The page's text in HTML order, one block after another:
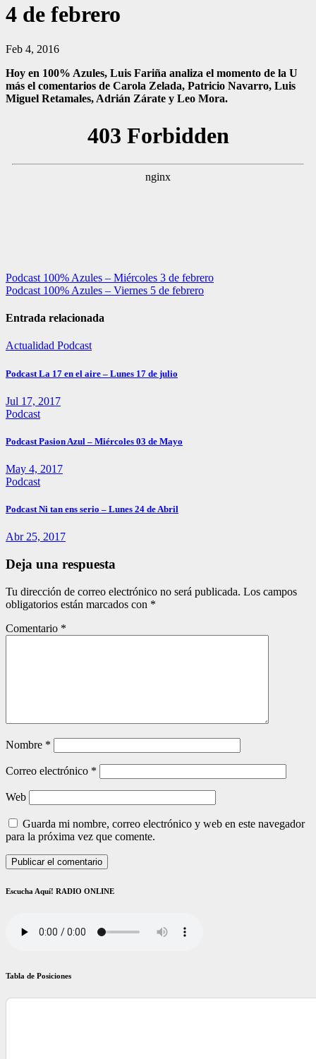
4 de febrero
Feb 4, 2016
Hoy en 100% Azules, Luis Fariña analiza el momento de la U
más el comentarios de Carola Zelada, Patricio Navarro, Luis
Miguel Retamales, Adrián Zárate y Leo Mora.
Navegación
de
entradas
Podcast 100% Azules – Miércoles 3 de febrero
Podcast 100% Azules – Viernes 5 de febrero
Entrada relacionada
Actualidad Podcast
Podcast La 17 en el aire – Lunes 17 de julio
Jul 17, 2017
Podcast
Podcast Pasion Azul – Miércoles 03 de Mayo
May 4, 2017
Podcast
Podcast Ni tan ens serio – Lunes 24 de Abril
Abr 25, 2017
Deja una respuesta
Tu dirección de correo electrónico no será publicada. Los campos
obligatorios están marcados con *
Comentario *
Nombre *
Correo electrónico *
Web
Guarda mi nombre, correo electrónico y web en este navegador
para la próxima vez que comente.
Escucha Aquí! RADIO ONLINE
Tabla de Posiciones